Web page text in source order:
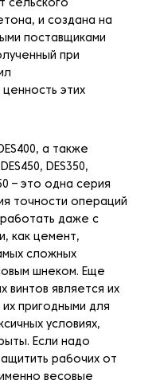
сельского
и создана на
поставщиками
при
этих
а также
DES350,
– это одна серия
точности операций
даже с
как цемент,
сложных
шнеком. Еще
винтов является их
пригодными для
условиях,
Если надо
рабочих от
весовые